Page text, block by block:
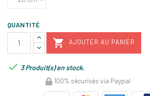
QUANTITÉ
 AJOUTER AU PANIER
 3 Produit(s) en stock.
100% sécurisés via Paypal